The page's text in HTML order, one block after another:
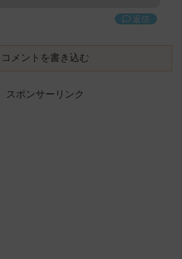
返信
コメントを書き込む
スポンサーリンク